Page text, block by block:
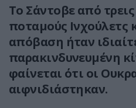
Το Σάντοβε από
ποταμούς Ινχούλετς
απόβαση ήταν
παρακινδυνευμένη
φαίνεται ότι οι
αιφνιδιάστηκαν.